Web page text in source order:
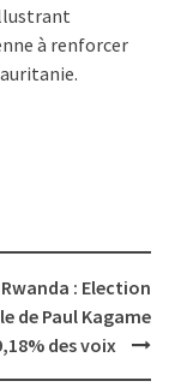
à renforcer
Rwanda : Election
de Paul Kagame
des voix